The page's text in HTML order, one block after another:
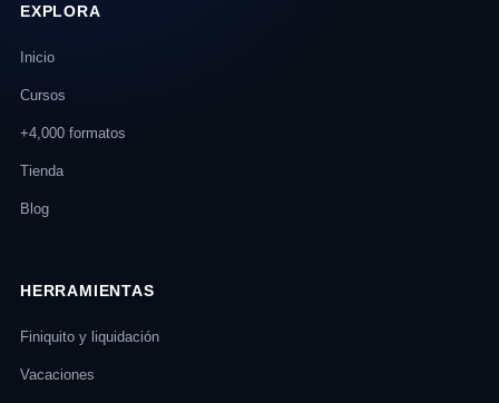
EXPLORA
Inicio
Cursos
+4,000 formatos
Tienda
Blog
HERRAMIENTAS
Finiquito y liquidación
Vacaciones